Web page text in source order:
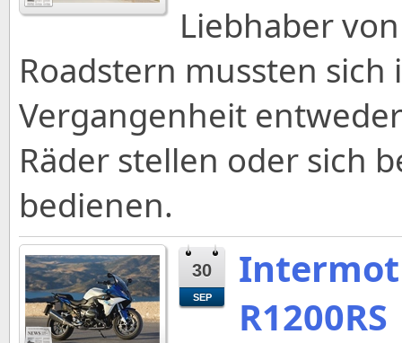
Liebhaber
Roadstern mussten
Vergangenheit
Räder stellen oder sich
bedienen.
30
SEP
Intermot
R1200RS